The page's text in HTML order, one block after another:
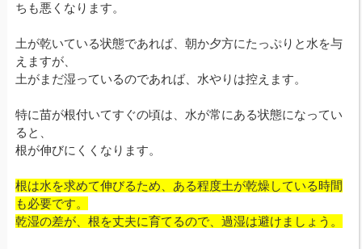
ちも悪くなります。
土が乾いている状態であれば、朝か夕方にたっぷりと水を与
えますが、
土がまだ湿っているのであれば、水やりは控えます。
特に苗が根付いてすぐの頃は、水が常にある状態になってい
ると、
根が伸びにくくなります。
根は水を求めて伸びるため、ある程度土が乾燥している時間
も必要です。
乾湿の差が、根を丈夫に育てるので、過湿は避けましょう。